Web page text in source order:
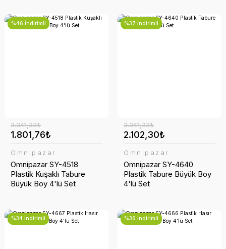
%46 İndirimli
1.801,76₺
3.341,33₺
Omnipazar
Omnipazar SY-4518
Plastik Kuşaklı Tabure
Büyük Boy 4'lü Set
%37 İndirimli
2.102,30₺
3.341,33₺
Omnipazar
Omnipazar SY-4640
Plastik Tabure Büyük Boy
4'lü Set
%34 İndirimli %36 İndirimli